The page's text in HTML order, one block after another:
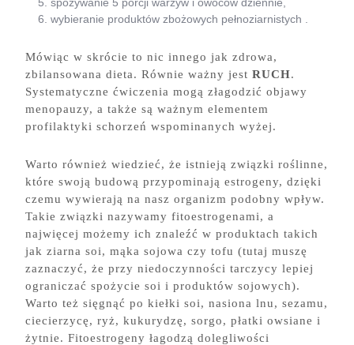
wybieranie produktów zbożowych pełnoziarnistych .
Mówiąc w skrócie to nic innego jak zdrowa,
zbilansowana dieta. Równie ważny jest RUCH.
Systematyczne ćwiczenia mogą złagodzić objawy
menopauzy, a także są ważnym elementem
profilaktyki schorzeń wspominanych wyżej.
Warto również wiedzieć, że istnieją związki roślinne,
które swoją budową przypominają estrogeny, dzięki
czemu wywierają na nasz organizm podobny wpływ.
Takie związki nazywamy fitoestrogenami, a
najwięcej możemy ich znaleźć w produktach takich
jak ziarna soi, mąka sojowa czy tofu (tutaj muszę
zaznaczyć, że przy niedoczynności tarczycy lepiej
ograniczać spożycie soi i produktów sojowych).
Warto też sięgnąć po kiełki soi, nasiona lnu, sezamu,
ciecierzycę, ryż, kukurydzę, sorgo, płatki owsiane i
żytnie. Fitoestrogeny łagodzą dolegliwości